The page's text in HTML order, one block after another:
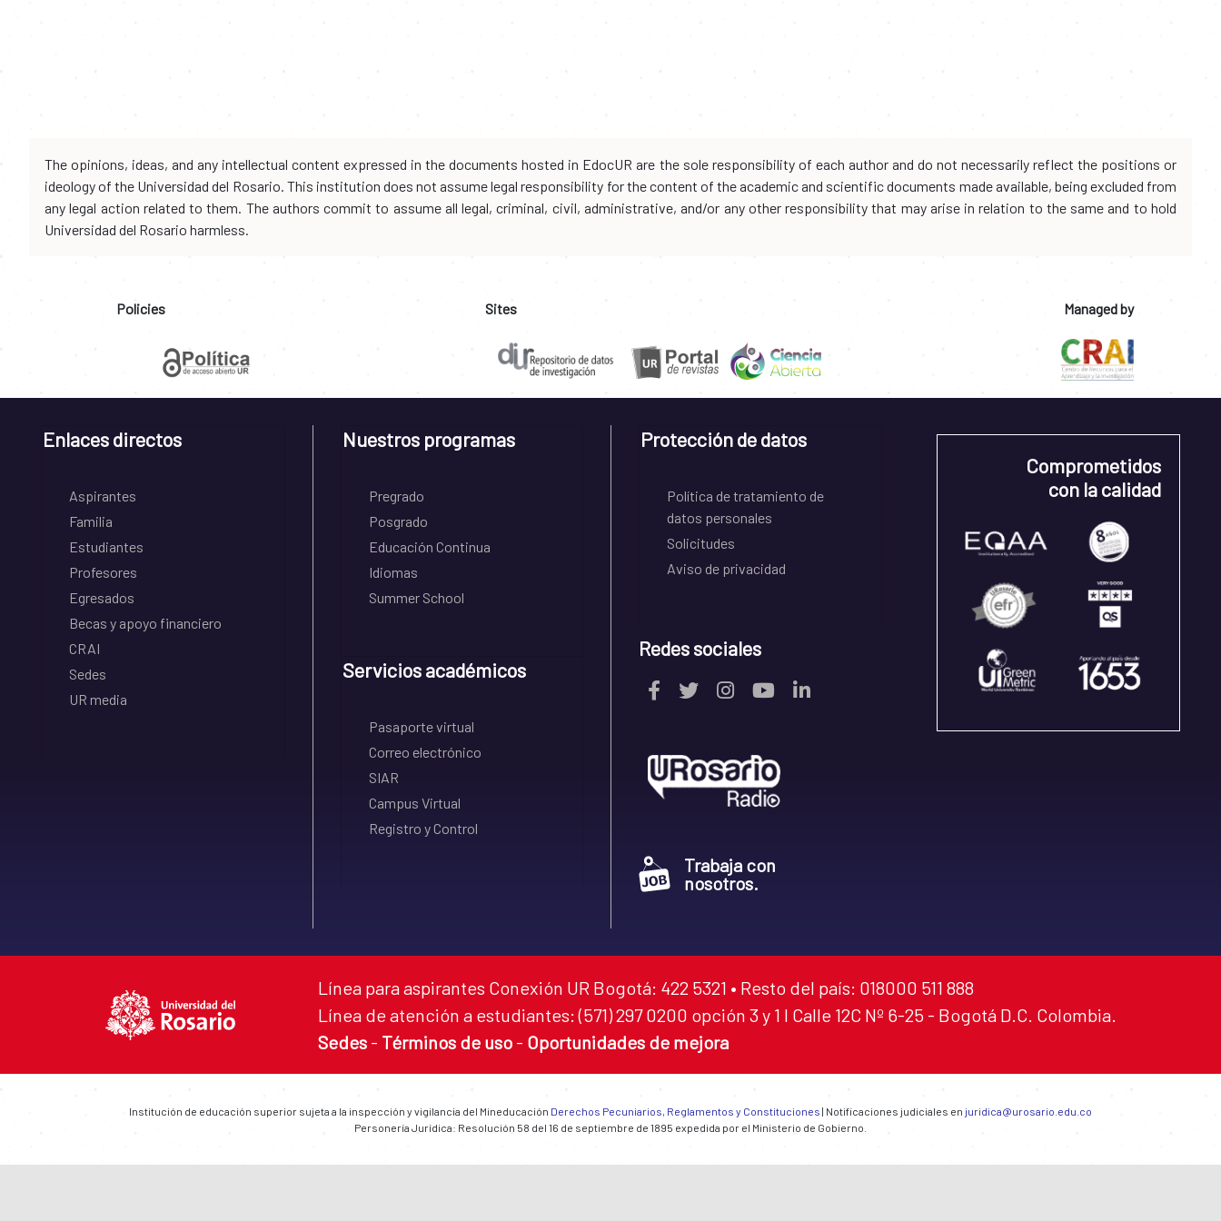
The opinions, ideas, and any intellectual content expressed in the documents hosted in EdocUR are the sole responsibility of each author and do not necessarily reflect the positions or
ideology of the Universidad del Rosario. This institution does not assume legal responsibility for the content of the academic and scientific documents made available, being excluded from
any legal action related to them. The authors commit to assume all legal, criminal, civil, administrative, and/or any other responsibility that may arise in relation to the same and to hold
Universidad del Rosario harmless.
Policies Sites Managed by
Enlaces directos
Aspirantes
Familia
Estudiantes
Profesores
Egresados
Becas y apoyo financiero
CRAI
Sedes
UR media
Nuestros programas
Pregrado
Posgrado
Educación Continua
Idiomas
Summer School
Servicios académicos
Pasaporte virtual
Correo electrónico
SIAR
Campus Virtual
Registro y Control
Protección de datos
Política de tratamiento de
datos personales
Solicitudes
Aviso de privacidad
Redes sociales
Trabaja con
nosotros.
Comprometidos
con la calidad
Línea para aspirantes Conexión UR Bogotá: 422 5321 • Resto del país: 018000 511 888
Línea de atención a estudiantes: (571) 297 0200 opción 3 y 1 I Calle 12C Nº 6-25 - Bogotá D.C. Colombia.
Sedes - Términos de uso - Oportunidades de mejora
Institución de educación superior sujeta a la inspección y vigilancia del Mineducación Derechos Pecuniarios, Reglamentos y Constituciones | Notificaciones judiciales en juridica@urosario.edu.co
Personería Jurídica: Resolución 58 del 16 de septiembre de 1895 expedida por el Ministerio de Gobierno.